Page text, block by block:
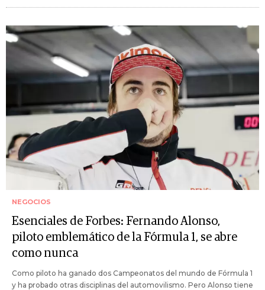
NEGOCIOS
Esenciales de Forbes: Fernando Alonso,
piloto emblemático de la Fórmula 1, se abre
como nunca
Como piloto ha ganado dos Campeonatos del mundo de Fórmula 1
y ha probado otras disciplinas del automovilismo. Pero Alonso tiene